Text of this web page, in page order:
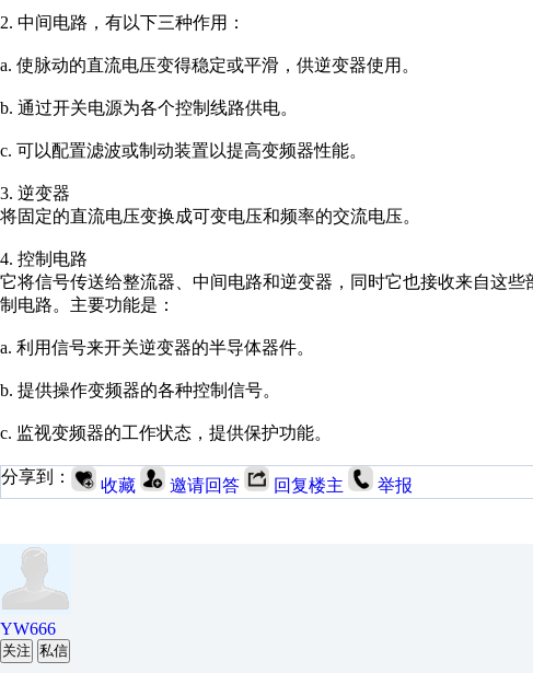
2. 中间电路，有以下三种作用：
a. 使脉动的直流电压变得稳定或平滑，供逆变器使用。
b. 通过开关电源为各个控制线路供电。
c. 可以配置滤波或制动装置以提高变频器性能。
3. 逆变器
将固定的直流电压变换成可变电压和频率的交流电压。
4. 控制电路
它将信号传送给整流器、中间电路和逆变器，同时它也接收来自这
制电路。主要功能是：
a. 利用信号来开关逆变器的半导体器件。
b. 提供操作变频器的各种控制信号。
c. 监视变频器的工作状态，提供保护功能。
分享到： 收藏 邀请回答 回复楼主 举报
YW666
关注 私信